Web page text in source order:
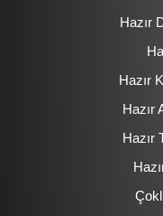
Hazır
Hazır
Hazır
Hazır